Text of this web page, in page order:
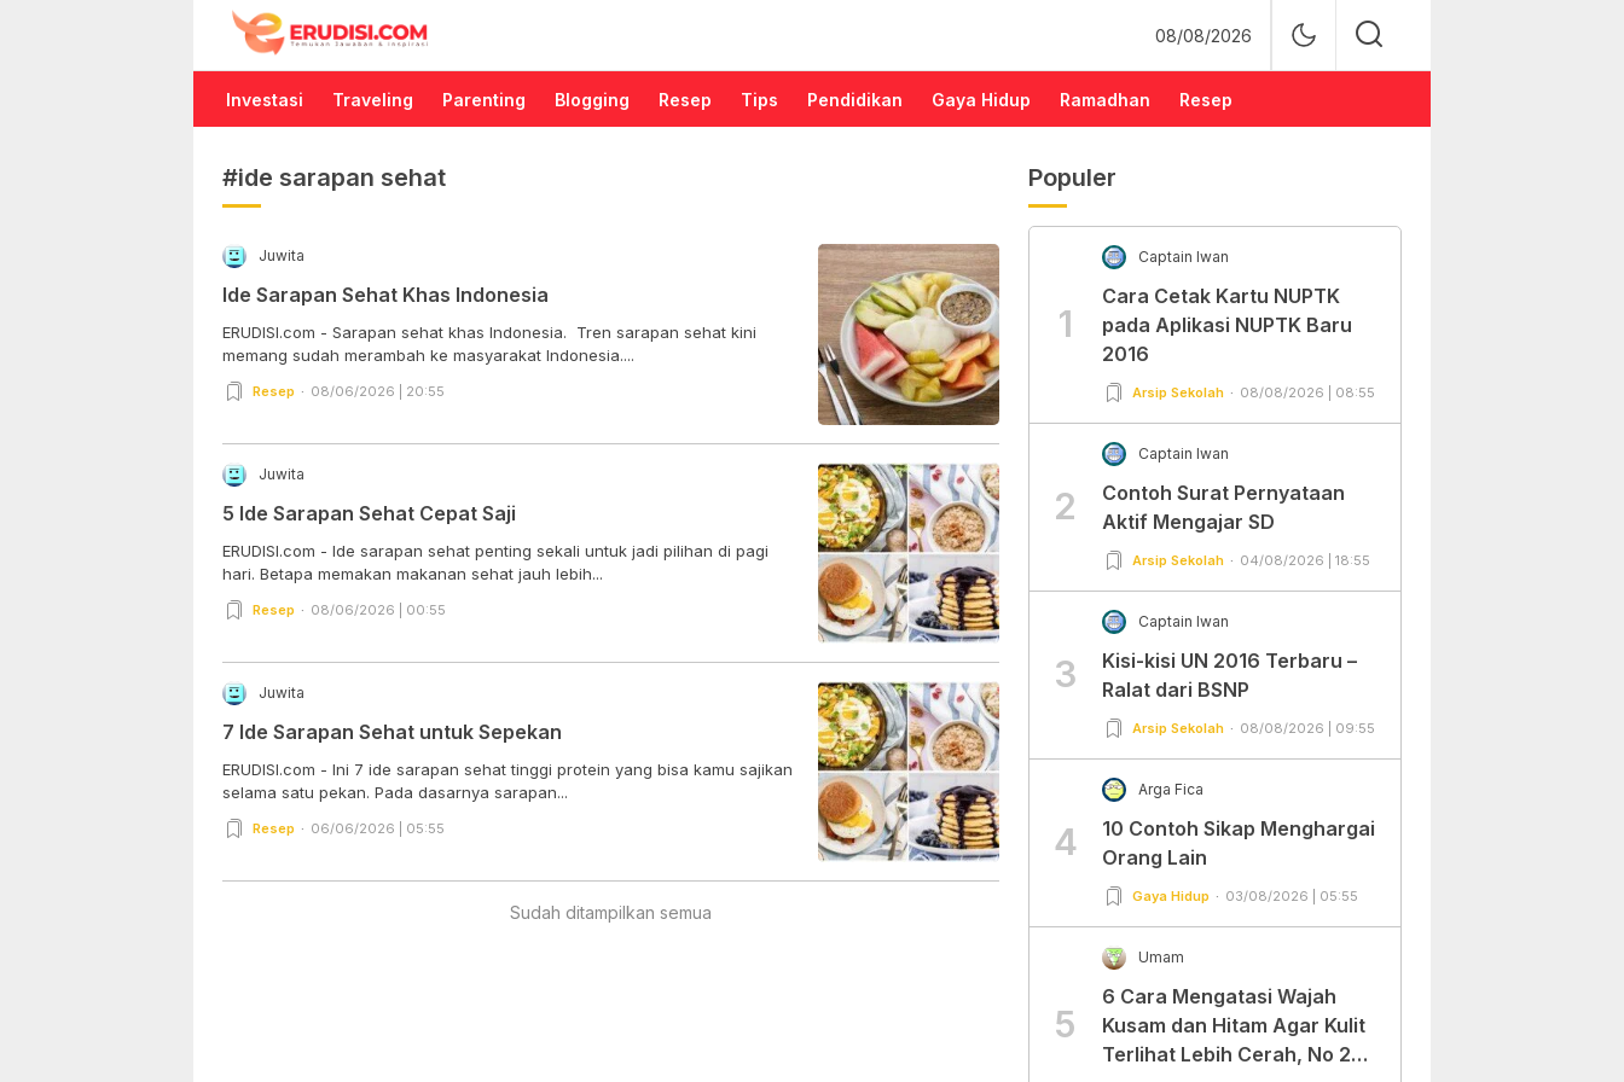
Erudisi
Temukan Jawaban dan Inspirasi
08/08/2026
Investasi Traveling Parenting Blogging Resep Tips Pendidikan Gaya Hidup Ramadhan Resep
#ide sarapan sehat
Juwita
Ide Sarapan Sehat Khas Indonesia
ERUDISI.com - Sarapan sehat khas Indonesia. Tren sarapan sehat kini
memang sudah merambah ke masyarakat Indonesia....
Resep 08/06/2026 | 20:55
Juwita
5 Ide Sarapan Sehat Cepat Saji
ERUDISI.com - Ide sarapan sehat penting sekali untuk jadi pilihan di pagi
hari. Betapa memakan makanan sehat jauh lebih...
Resep 08/06/2026 | 00:55
Juwita
7 Ide Sarapan Sehat untuk Sepekan
ERUDISI.com - Ini 7 ide sarapan sehat tinggi protein yang bisa kamu sajikan
selama satu pekan. Pada dasarnya sarapan...
Resep 06/06/2026 | 05:55
Sudah ditampilkan semua
Populer
1
Captain Iwan
Cara Cetak Kartu NUPTK
pada Aplikasi NUPTK Baru
2016
Arsip Sekolah 08/08/2026 | 08:55
2
Captain Iwan
Contoh Surat Pernyataan
Aktif Mengajar SD
Arsip Sekolah 04/08/2026 | 18:55
3
Captain Iwan
Kisi-kisi UN 2016 Terbaru –
Ralat dari BSNP
Arsip Sekolah 08/08/2026 | 09:55
4
Arga Fica
10 Contoh Sikap Menghargai
Orang Lain
Gaya Hidup 03/08/2026 | 05:55
5
Umam
6 Cara Mengatasi Wajah
Kusam dan Hitam Agar Kulit
Terlihat Lebih Cerah, No 2